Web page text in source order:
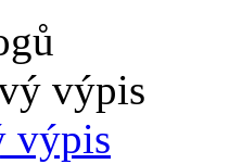
výpis
výpis